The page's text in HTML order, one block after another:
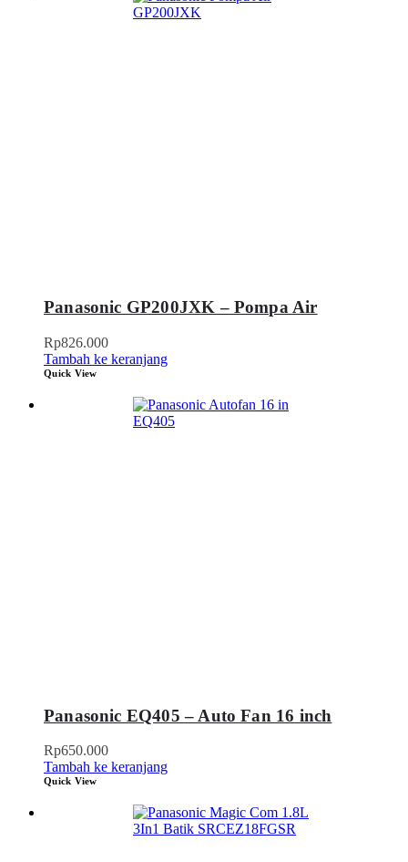
Panasonic GP200JXK – Pompa Air
Rp826.000
Tambah ke keranjang
Quick View
Panasonic EQ405 – Auto Fan 16 inch
Rp650.000
Tambah ke keranjang
Quick View